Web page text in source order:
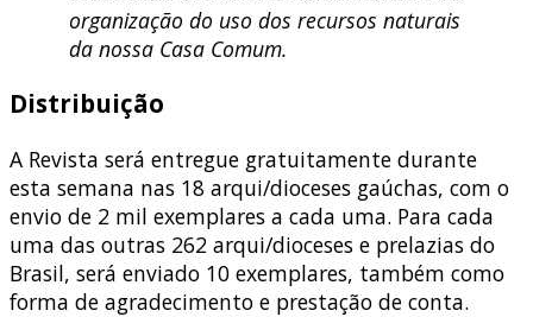
organização do uso dos recursos naturais
da nossa Casa Comum.
Distribuição
A Revista será entregue gratuitamente durante
esta semana nas 18 arqui/dioceses gaúchas, com o
envio de 2 mil exemplares a cada uma. Para cada
uma das outras 262 arqui/dioceses e prelazias do
Brasil, será enviado 10 exemplares, também como
forma de agradecimento e prestação de conta.